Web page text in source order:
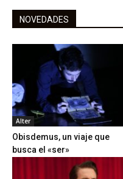
NOVEDADES
Alter
Obisdemus, un viaje que
busca el «ser»